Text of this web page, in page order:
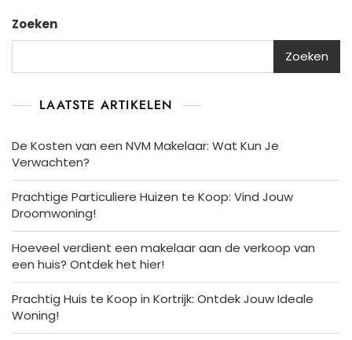
Zoeken
Zoeken
LAATSTE ARTIKELEN
De Kosten van een NVM Makelaar: Wat Kun Je
Verwachten?
Prachtige Particuliere Huizen te Koop: Vind Jouw
Droomwoning!
Hoeveel verdient een makelaar aan de verkoop van
een huis? Ontdek het hier!
Prachtig Huis te Koop in Kortrijk: Ontdek Jouw Ideale
Woning!